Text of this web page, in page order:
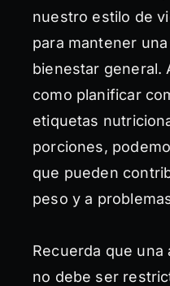
nuestro estilo de
para mantener
bienestar general.
como planificar
etiquetas
porciones,
que pueden
peso y a
Recuerda que una
no debe ser